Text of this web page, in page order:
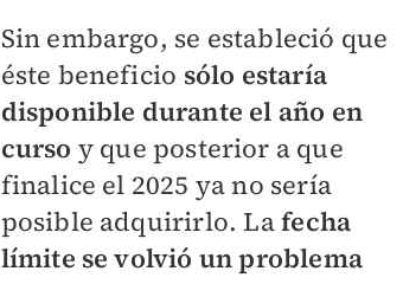
Sin embargo, se estableció que
éste beneficio sólo estaría
disponible durante el año en
curso y que posterior a que
finalice el 2025 ya no sería
posible adquirirlo. Lafecha
límite se volvió un problema